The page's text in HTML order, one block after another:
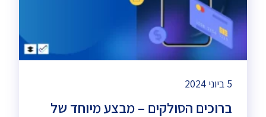
ברוכים הסולקים – מבצע מיוחד של
5 ביוני 2024